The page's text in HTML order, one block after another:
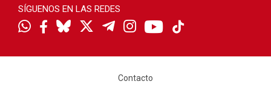
SÍGUENOS EN LAS REDES
Contacto